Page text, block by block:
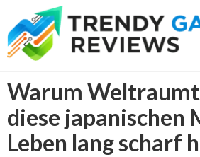
Warum
diese japanischen
Leben lang scharf